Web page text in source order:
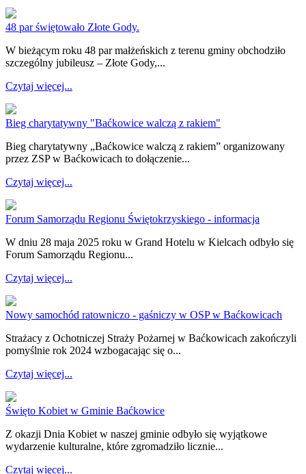
48 par świętowało Złote Gody.
W bieżącym roku 48 par małżeńskich z terenu gminy obchodziło
szczególny jubileusz – Złote Gody,...
Czytaj więcej...
Bieg charytatywny "Baćkowice walczą z rakiem"
Bieg charytatywny „Baćkowice walczą z rakiem” organizowany
przez ZSP w Baćkowicach to dołączenie...
Czytaj więcej...
Forum Samorządu Regionu Świętokrzyskiego - informacja
W dniu 28 maja 2025 roku w Grand Hotelu w Kielcach odbyło się
Forum Samorządu Regionu...
Czytaj więcej...
Nowy samochód ratowniczo - gaśniczy w OSP w Baćkowicach
Strażacy z Ochotniczej Straży Pożarnej w Baćkowicach zakończyli
pomyślnie rok 2024 wzbogacając się o...
Czytaj więcej...
Święto Kobiet w Gminie Baćkowice
Z okazji Dnia Kobiet w naszej gminie odbyło się wyjątkowe
wydarzenie kulturalne, które zgromadziło licznie...
Czytaj więcej...